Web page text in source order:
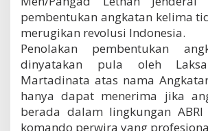
pembentukan angkatan kelima
merugikan revolusi Indonesia.
Penolakan pembentukan
dinyatakan pula oleh
Martadinata atas nama
hanya dapat menerima jika
berada dalam lingkungan
komando perwira yang